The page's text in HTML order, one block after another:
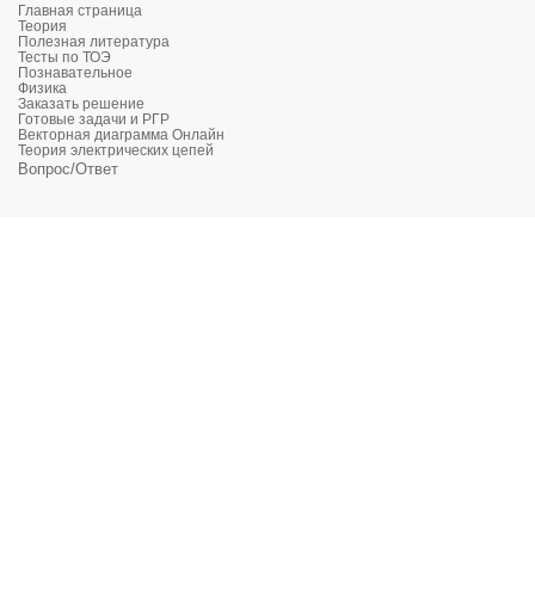
Главная страница
Теория
Полезная литература
Тесты по ТОЭ
Познавательное
Физика
Заказать решение
Готовые задачи и РГР
Векторная диаграмма Онлайн
Теория электрических цепей
Вопрос/Ответ